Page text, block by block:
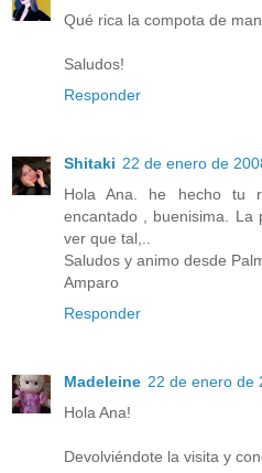
Qué rica la compota de
Saludos!
Responder
Shitaki 22 de enero de
Hola Ana. he hecho tu
encantado , buenisima. La
ver que tal,..
Saludos y animo desde
Amparo
Responder
Madeleine 22 de enero de
Hola Ana!
Devolviéndote la visita y